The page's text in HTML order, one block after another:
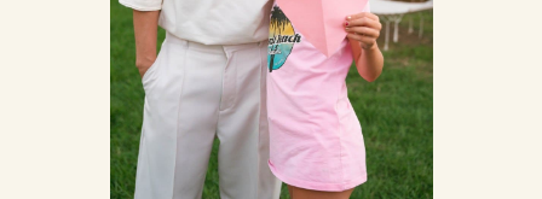
МОТУЗКОВИЙ ПАРК ТА КОСТРОВІ
РЕСТОРАН З ТЕРАСОЮ З ВИДОМ
НА ГОРИ, FAMILY ZONE